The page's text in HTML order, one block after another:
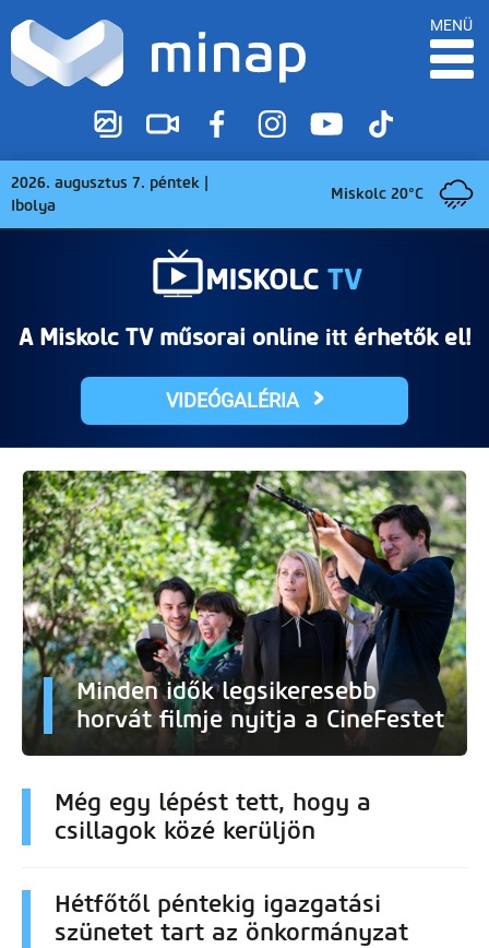
MENÜ
2026. augusztus 7. péntek |
Ibolya
Miskolc 20°C
MISKOLC TV
A Miskolc TV műsorai online ittérhetők el!
VIDEÓGALÉRIA
Minden idők legsikeresebb
horvát filmje nyitja a CineFestet
Még egy lépést tett, hogy a
csillagok közé kerüljön
Hétfőtől péntekig igazgatási
szünetet tart az önkormányzat